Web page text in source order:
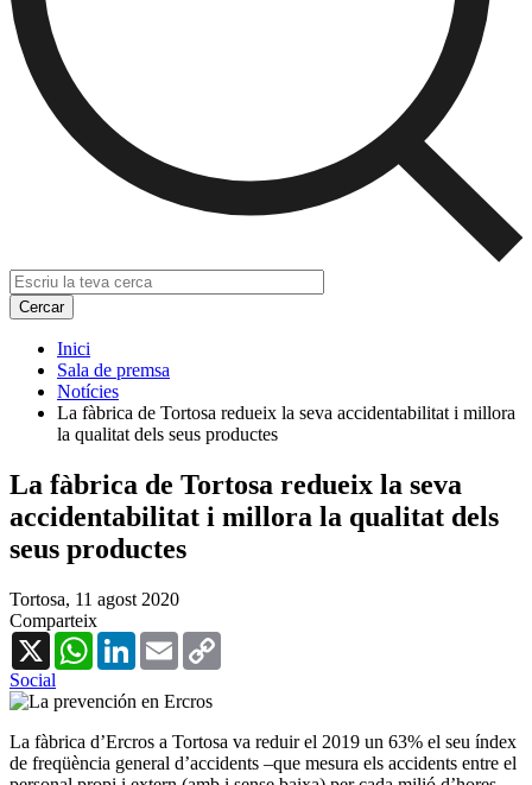
Inici
Sala de premsa
Notícies
La fàbrica de Tortosa redueix la seva accidentabilitat i millora
la qualitat dels seus productes
La fàbrica de Tortosa redueix la seva
accidentabilitat i millora la qualitat dels
seus productes
Tortosa, 11 agost 2020
Comparteix
X
WhatsAppLinkedInEmail
Social
La fàbrica d’Ercros a Tortosa va reduir el 2019 un 63% el seu índex
de freqüència general d’accidents –que mesura els accidents entre el